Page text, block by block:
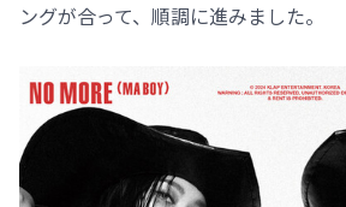
ングが合って、順調に進みました。